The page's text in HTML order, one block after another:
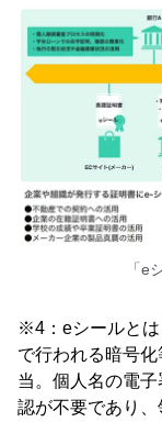
「e
※4：eシールとは
で行われる暗号
当。個人名の電
認が不要であり